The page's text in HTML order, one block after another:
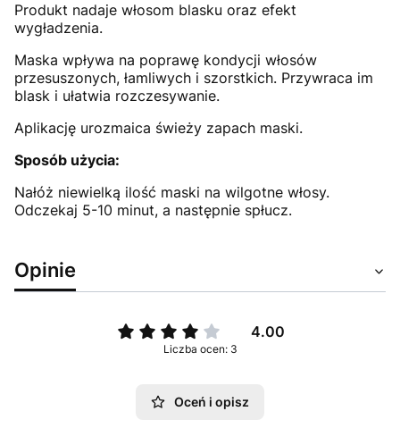
Produkt nadaje włosom blasku oraz efekt
wygładzenia.
Maska wpływa na poprawę kondycji włosów
przesuszonych, łamliwych i szorstkich. Przywraca im
blask i ułatwia rozczesywanie.
Aplikację urozmaica świeży zapach maski.
Sposób użycia:
Nałóż niewielką ilość maski na wilgotne włosy.
Odczekaj 5-10 minut, a następnie spłucz.
Opinie
4.00
Liczba ocen: 3
Oceń i opisz